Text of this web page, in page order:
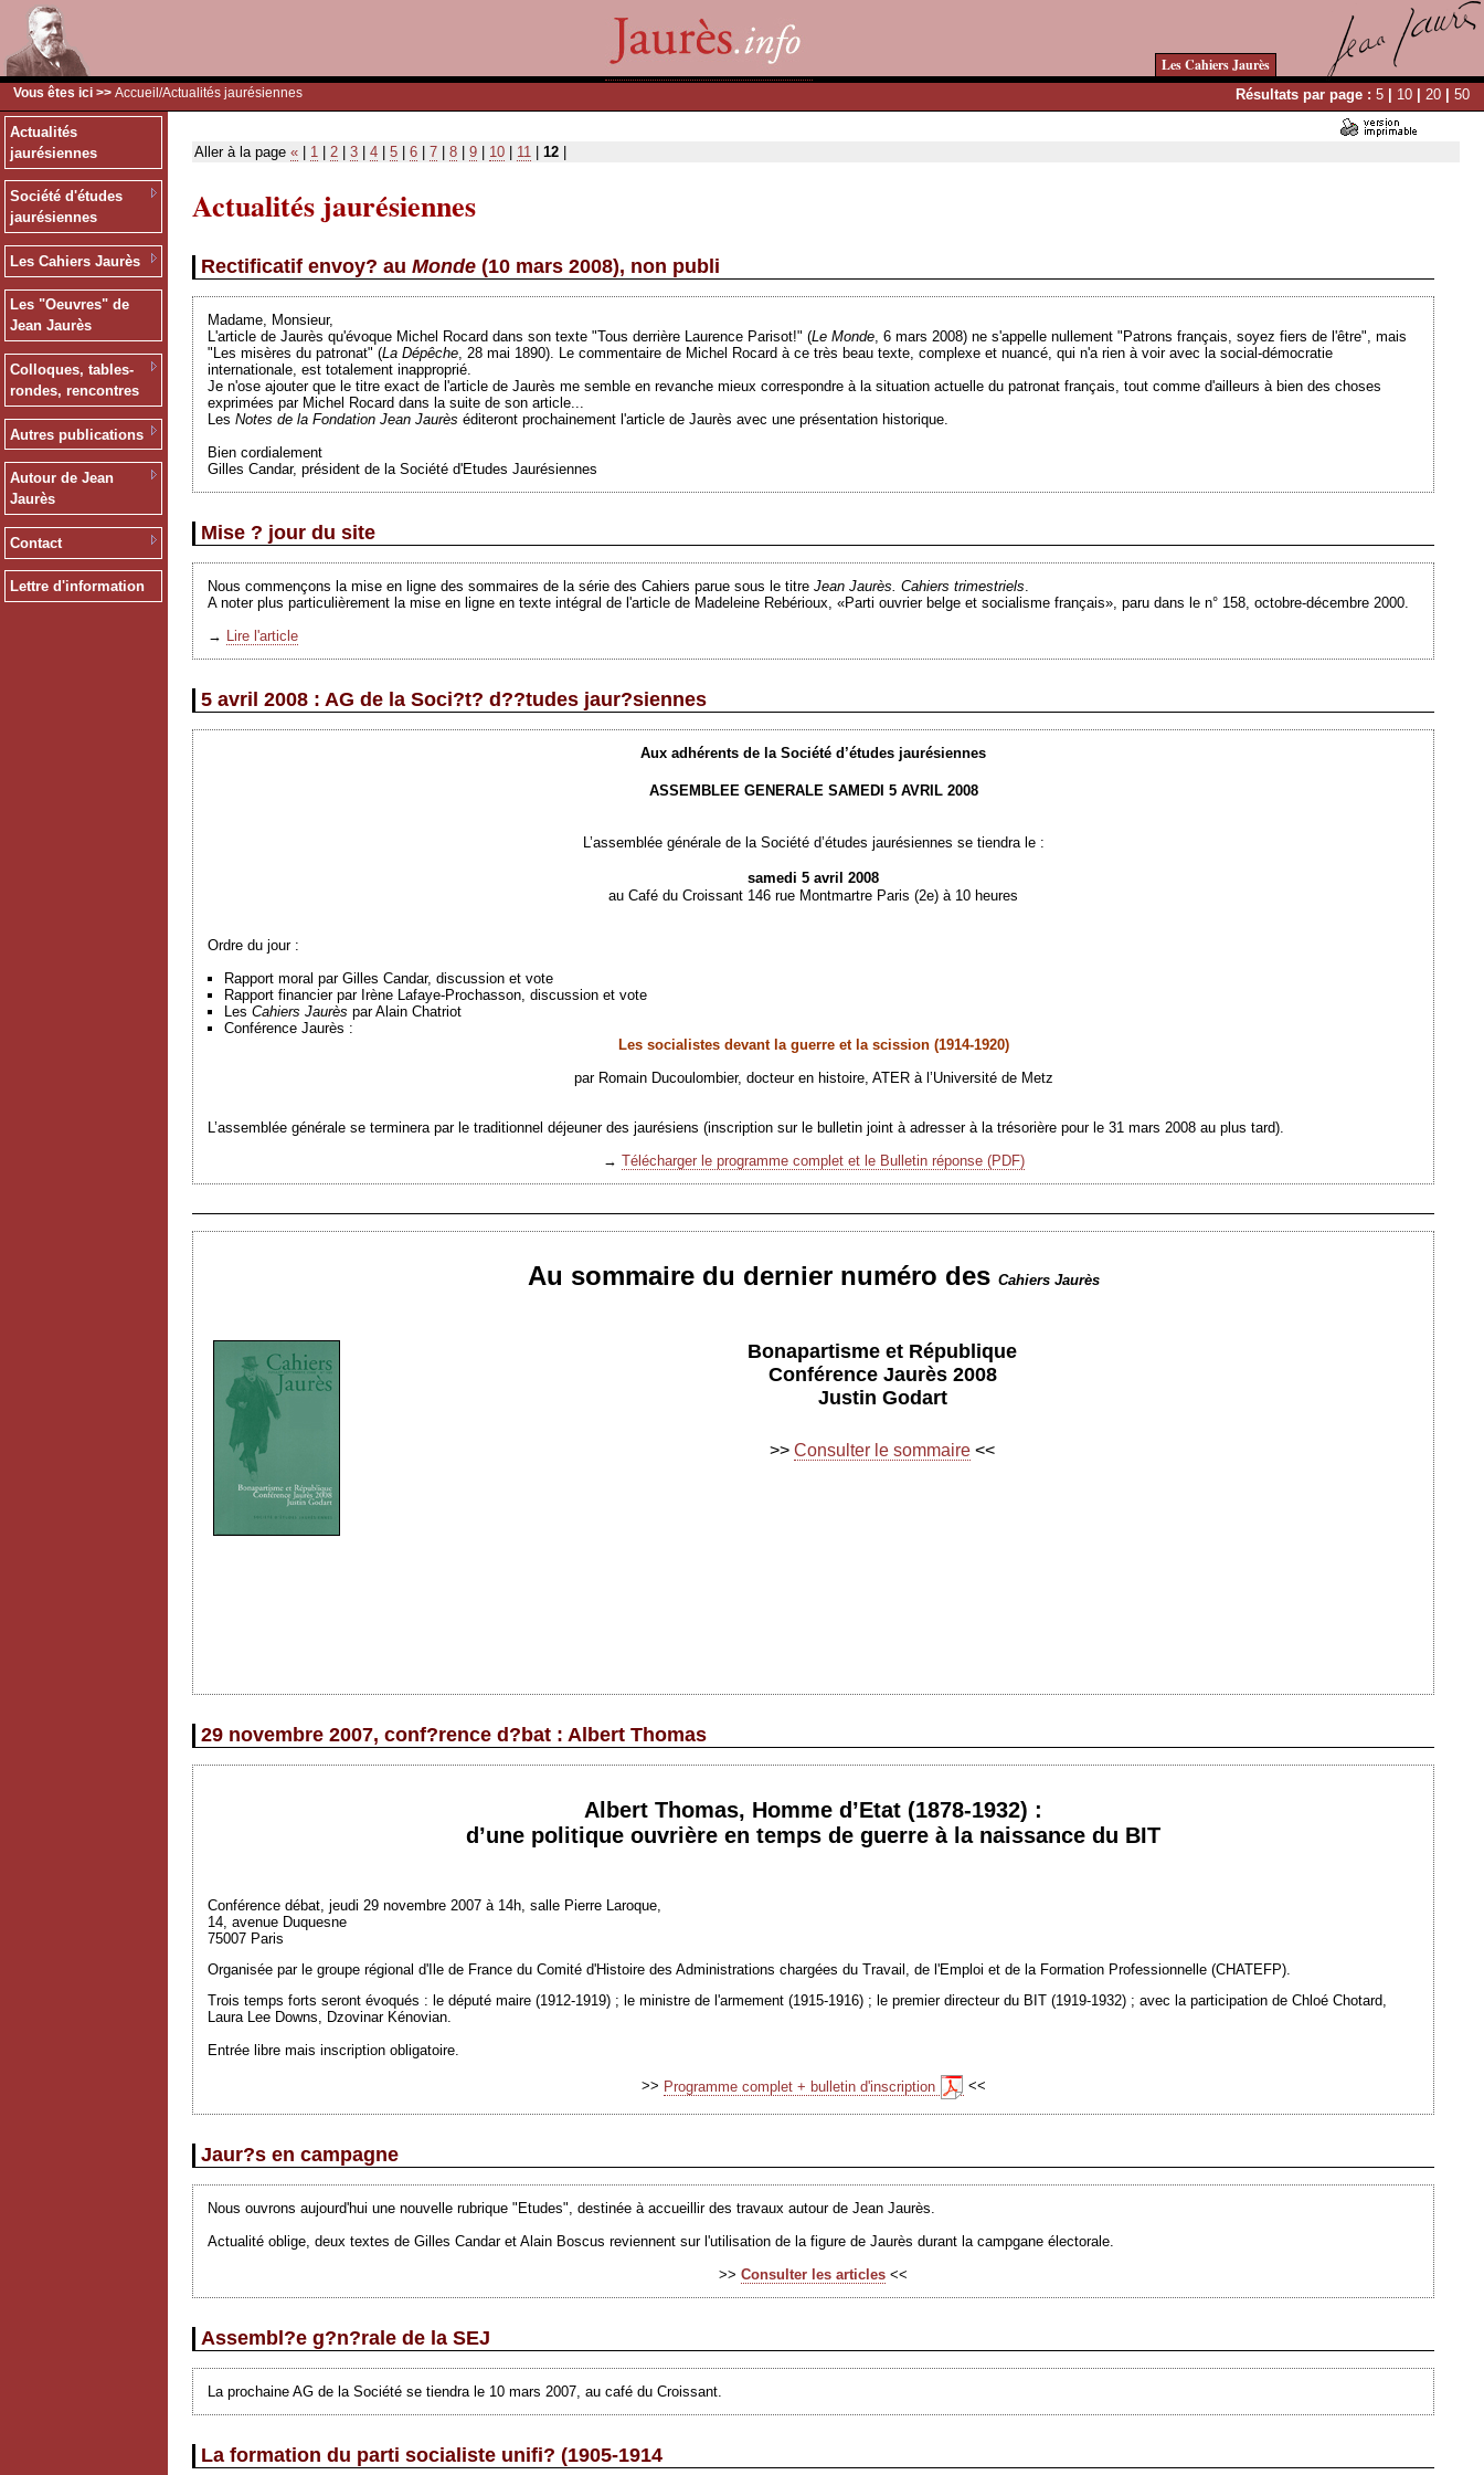
Les Cahiers Jaurès
Vous êtes ici >> Accueil /Actualités jaurésiennes Résultats par page : 5 | 10 | 20 | 50
Actualités
jaurésiennes
Société d'études
jaurésiennes
Les Cahiers Jaurès
Les "Oeuvres" de
Jean Jaurès
Colloques, tables-
rondes, rencontres
Autres publications
Autour de Jean
Jaurès
Contact
Lettre d'information
Aller à la page « 1 2 3 4 5 6 7 8 9 10 11 12
Actualités jaurésiennes
Rectificatif envoy? au Monde (10 mars 2008), non publi
Madame, Monsieur,
L'article de Jaurès qu'évoque Michel Rocard dans son texte "Tous derrière Laurence Parisot!" (Le Monde, 6 mars 2008) ne s'appelle nullement "Patrons français, soyez fiers de l'être", mais
"Les misères du patronat" (La Dépêche, 28 mai 1890). Le commentaire de Michel Rocard à ce très beau texte, complexe et nuancé, qui n'a rien à voir avec la social-démocratie
internationale, est totalement inapproprié.
Je n'ose ajouter que le titre exact de l'article de Jaurès me semble en revanche mieux correspondre à la situation actuelle du patronat français, tout comme d'ailleurs à bien des choses
exprimées par Michel Rocard dans la suite de son article...
Les Notes de la Fondation Jean Jaurès éditeront prochainement l'article de Jaurès avec une présentation historique.
Bien cordialement
Gilles Candar, président de la Société d'Etudes Jaurésiennes
Mise ? jour du site
Nous commençons la mise en ligne des sommaires de la série des Cahiers parue sous le titre Jean Jaurès. Cahiers trimestriels.
A noter plus particulièrement la mise en ligne en texte intégral de l'article de Madeleine Rebérioux, «Parti ouvrier belge et socialisme français», paru dans le n° 158, octobre-décembre 2000.
→ Lire l'article
5 avril 2008 : AG de la Soci?t? d??tudes jaur?siennes
Aux adhérents de la Société d’études jaurésiennes
ASSEMBLEE GENERALE SAMEDI 5 AVRIL 2008
L’assemblée générale de la Société d’études jaurésiennes se tiendra le :
samedi 5 avril 2008
au Café du Croissant 146 rue Montmartre Paris (2e) à 10 heures
Ordre du jour :
Rapport moral par Gilles Candar, discussion et vote
Rapport financier par Irène Lafaye-Prochasson, discussion et vote
Les Cahiers Jaurès par Alain Chatriot
Conférence Jaurès :
Les socialistes devant la guerre et la scission (1914-1920)
par Romain Ducoulombier, docteur en histoire, ATER à l’Université de Metz
L’assemblée générale se terminera par le traditionnel déjeuner des jaurésiens (inscription sur le bulletin joint à adresser à la trésorière pour le 31 mars 2008 au plus tard).
→ Télécharger le programme complet et le Bulletin réponse (PDF)
Au sommaire du dernier numéro des Cahiers Jaurès
Bonapartisme et République
Conférence Jaurès 2008
Justin Godart
>>Consulter le sommaire <<
29 novembre 2007, conf?rence d?bat : Albert Thomas
Albert Thomas, Homme d’Etat (1878-1932) :
d’une politique ouvrière en temps de guerre à la naissance du BIT
Conférence débat, jeudi 29 novembre 2007 à 14h, salle Pierre Laroque,
14, avenue Duquesne
75007 Paris
Organisée par le groupe régional d'Ile de France du Comité d'Histoire des Administrations chargées du Travail, de l'Emploi et de la Formation Professionnelle (CHATEFP).
Trois temps forts seront évoqués : le député maire (1912-1919) ; le ministre de l'armement (1915-1916) ; le premier directeur du BIT (1919-1932) ; avec la participation de Chloé Chotard,
Laura Lee Downs, Dzovinar Kénovian.
Entrée libre mais inscription obligatoire.
>> Programme complet + bulletin d'inscription <<
Jaur?s en campagne
Nous ouvrons aujourd'hui une nouvelle rubrique "Etudes", destinée à accueillir des travaux autour de Jean Jaurès.
Actualité oblige, deux textes de Gilles Candar et Alain Boscus reviennent sur l'utilisation de la figure de Jaurès durant la campgane électorale.
>>Consulter les articles <<
Assembl?e g?n?rale de la SEJ
La prochaine AG de la Société se tiendra le 10 mars 2007, au café du Croissant.
La formation du parti socialiste unifi? (1905-1914